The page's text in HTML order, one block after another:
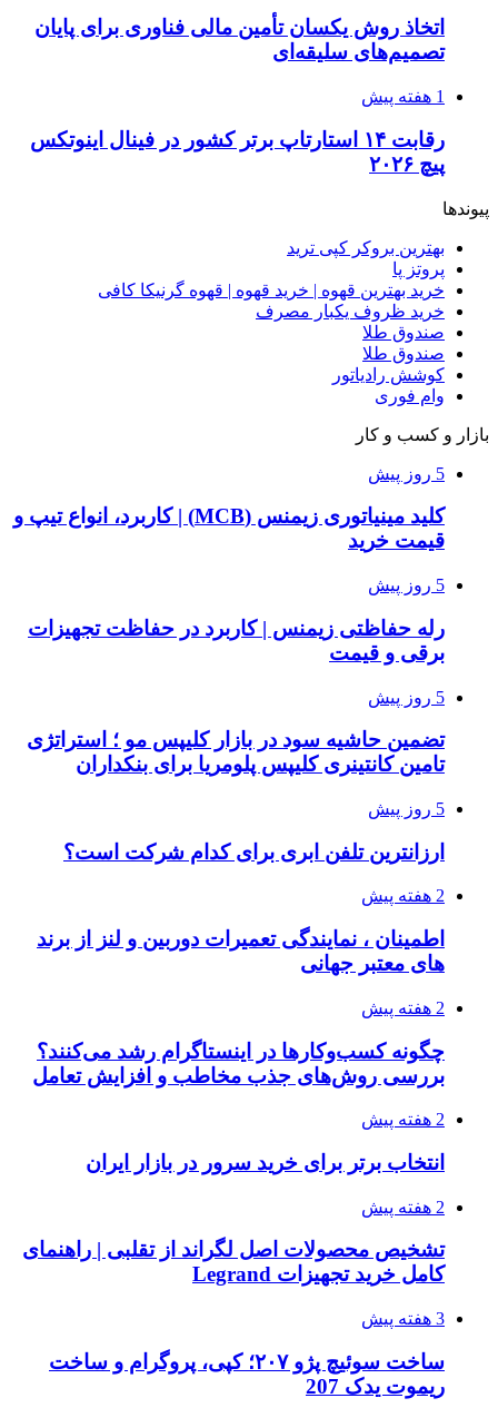
اتخاذ روش یکسان تأمین مالی فناوری برای پایان
تصمیم‌های سلیقه‌ای
1 هفته پیش
رقابت ۱۴ استارتاپ برتر کشور در فینال اینوتکس
پیچ ۲۰۲۶
پیوندها
بهترین بروکر کپی ترید
پروتز پا
خرید بهترین قهوه | خرید قهوه | قهوه گرنیکا کافی
خرید ظروف یکبار مصرف
صندوق طلا
صندوق طلا
کوشش رادیاتور
وام فوری
بازار و کسب و کار
5 روز پیش
کلید مینیاتوری زیمنس (MCB) | کاربرد، انواع تیپ و
قیمت خرید
5 روز پیش
رله حفاظتی زیمنس | کاربرد در حفاظت تجهیزات
برقی و قیمت
5 روز پیش
تضمین حاشیه سود در بازار کلیپس مو ؛ استراتژی
تامین کانتینری کلیپس پلومریا برای بنکداران
5 روز پیش
ارزانترین تلفن ابری برای کدام شرکت است؟
2 هفته پیش
اطمینان ، نمایندگی تعمیرات دوربین و لنز از برند
های معتبر جهانی
2 هفته پیش
چگونه کسب‌وکارها در اینستاگرام رشد می‌کنند؟
بررسی روش‌های جذب مخاطب و افزایش تعامل
2 هفته پیش
انتخاب برتر برای خرید سرور در بازار ایران
2 هفته پیش
تشخیص محصولات اصل لگراند از تقلبی | راهنمای
کامل خرید تجهیزات Legrand
3 هفته پیش
ساخت سوئیچ پژو ۲۰۷؛ کپی، پروگرام و ساخت
ریموت یدک 207